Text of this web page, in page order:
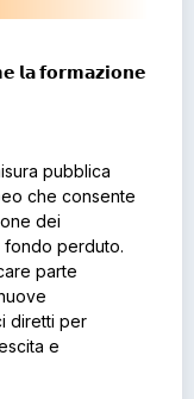
𝗳𝗼𝗿𝗺𝗮𝘇𝗶𝗼𝗻𝗲
pubblica
che consente
dei
fondo perduto.
parte
diretti per
e